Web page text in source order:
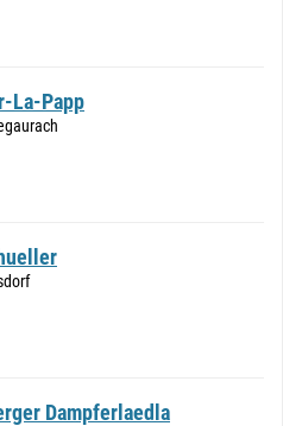
La-Papp
Dampferlaedla